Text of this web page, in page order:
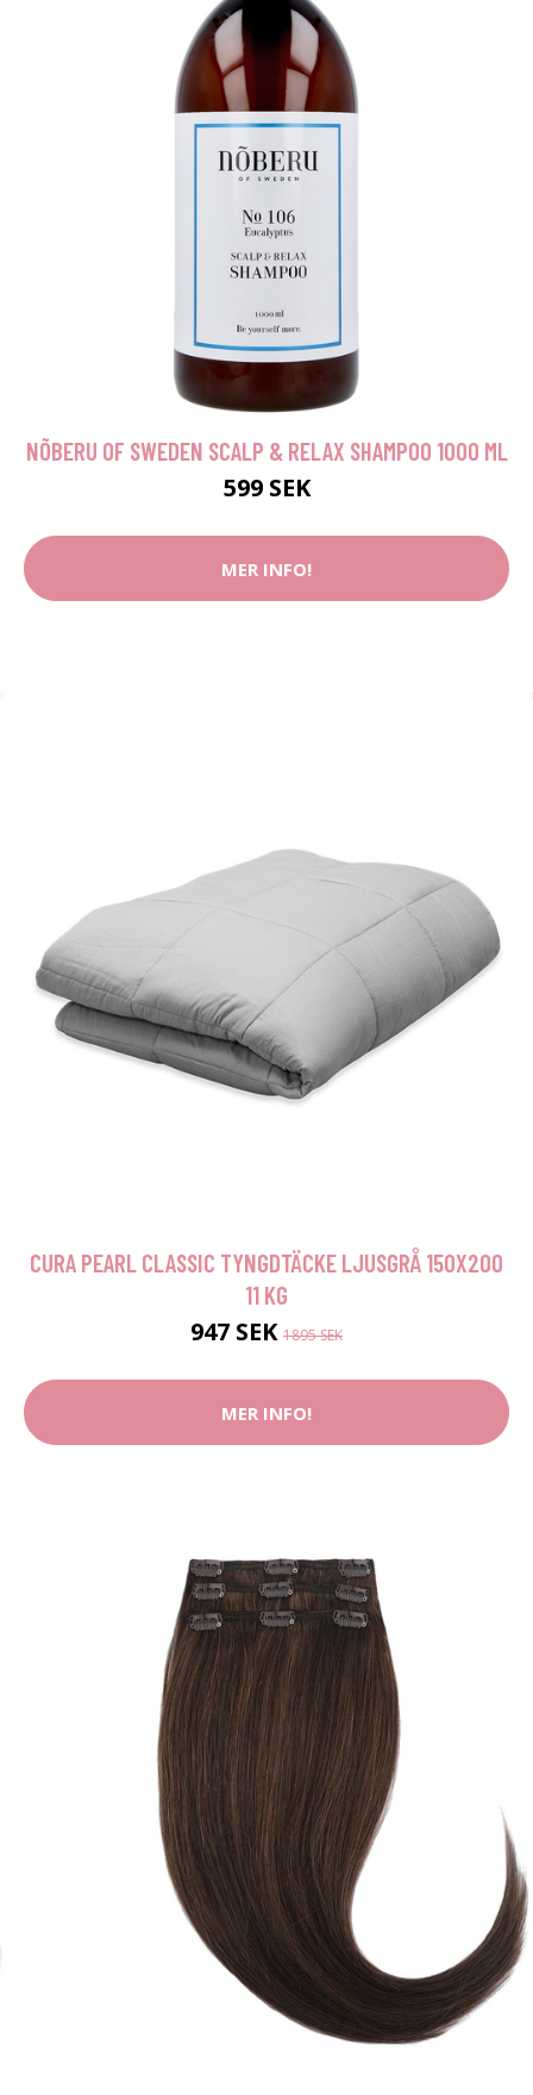
NÕBERU OF SWEDEN SCALP & RELAX SHAMPOO 1000 ML
599 SEK
MER INFO!
CURA PEARL CLASSIC TYNGDTÄCKE LJUSGRÅ 150X200
11 KG
947 SEK 1895 SEK
MER INFO!